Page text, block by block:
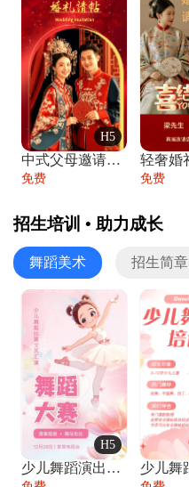
H5
中式父母邀请函婚礼结婚请柬请贴父母邀请方
免费 免费
招生培训 • 助力成长
舞蹈美术 招生简章
H5
少儿舞蹈演出舞蹈比赛跳舞大赛文艺汇演活动